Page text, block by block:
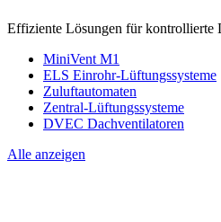
Effiziente Lösungen für kontrollierte
MiniVent M1
ELS Einrohr-Lüftungssysteme
Zuluftautomaten
Zentral-Lüftungssysteme
DVEC Dachventilatoren
Alle anzeigen